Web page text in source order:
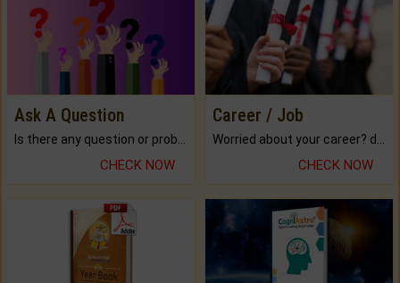
Ask A Question
Is there any question or problem lingering.
CHECK NOW
Career / Job
Worried about your career? don't know what is.
CHECK NOW